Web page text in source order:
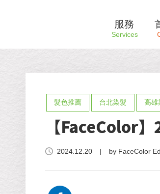
服務
髮色推薦 台北染髮 高雄
【FaceColor
2024.12.20 | by FaceColor